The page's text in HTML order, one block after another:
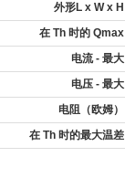
外形L x W x
在 Th 时的
电流 - 最
电压 - 最
电阻（欧姆
在 Th 时的最大温